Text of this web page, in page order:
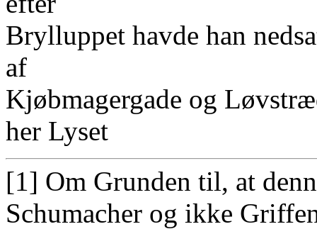
Brylluppet havde han
af
Kjøbmagergade og
her Lyset
[1] Om Grunden til, at
Schumacher og ikke